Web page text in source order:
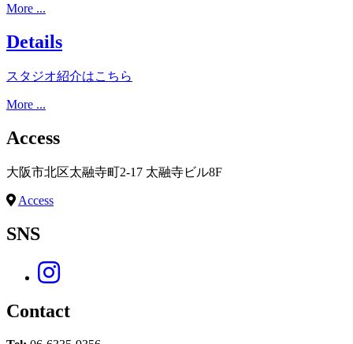
More ...
Details
スタジオ紹介はこちら
More ...
Access
大阪市北区太融寺町2-17 太融寺ビル8F
Access
SNS
Contact